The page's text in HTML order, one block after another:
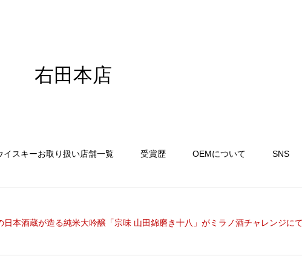
右田本店
イスキーお取り扱い店舗一覧 受賞歴 OEMについて SNS
本酒蔵が造る純米大吟醸「宗味 山田錦磨き十八」がミラノ酒チャレンジにてプラチナを初